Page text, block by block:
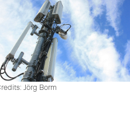
Jörg Borm